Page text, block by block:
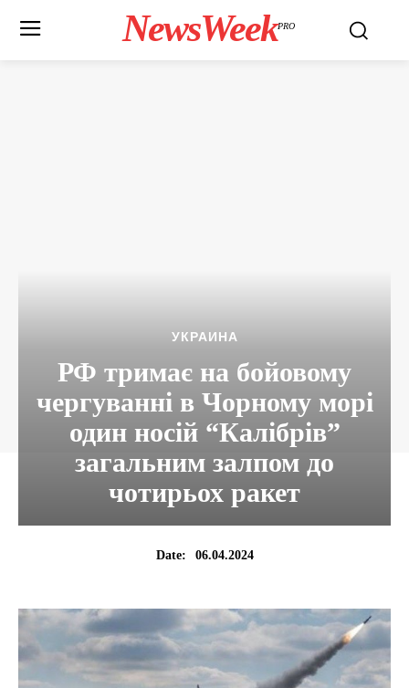
NewsWeekPRO
УКРАИНА
РФ тримає на бойовому
чергуванні в Чорному морі
один носій “Калібрів”
загальним залпом до
чотирьох ракет
Date: 06.04.2024